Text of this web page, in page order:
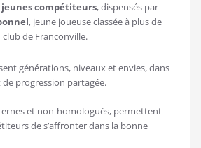
jeunes compétiteurs, dispensés par
, jeune joueuse classée à plus de
club de Franconville.
générations, niveaux et envies, dans
de progression partagée.
et non-homologués, permettent
de s’affronter dans la bonne